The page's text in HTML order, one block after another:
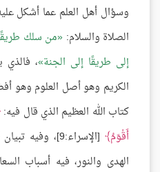
وسؤال أهل العلم عما أشكل
الصلاة والسلام: من سلك
إلى طريقًا إلى الجنة ،
الكريم وهو أصل العلوم وهو
كتاب الله العظيم الذي قال فيه:
أَقْوَمُ
[الإسراء:9]،
الهدى والنور، فيه أسباب